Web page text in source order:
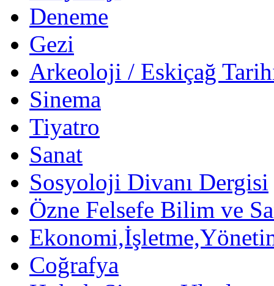
Deneme
Gezi
Arkeoloji / Eskiçağ
Sinema
Tiyatro
Sanat
Sosyoloji Divanı Dergisi
Özne Felsefe Bilim ve
Coğrafya